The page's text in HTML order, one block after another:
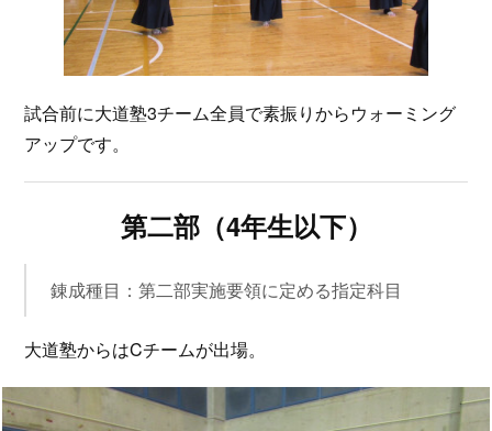
試合前に大道塾3チーム全員で素振りからウォーミング
アップです。
第二部（4年生以下）
錬成種目：第二部実施要領に定める指定科目
大道塾からはCチームが出場。